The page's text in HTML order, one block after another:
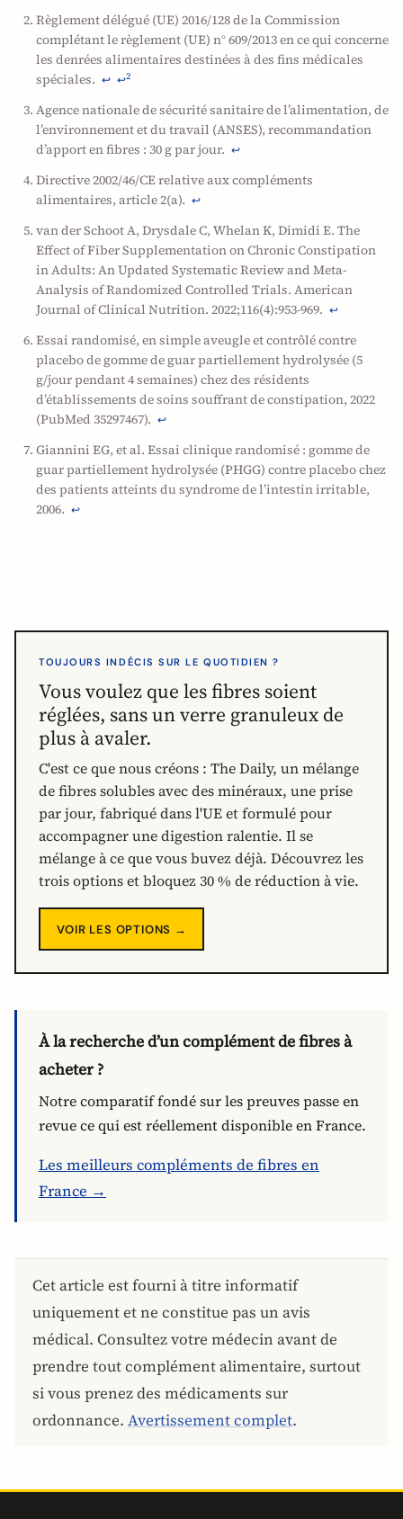
Règlement délégué (UE) 2016/128 de la Commission
complétant le règlement (UE) n° 609/2013 en ce qui concerne
les denrées alimentaires destinées à des fins médicales
spéciales. ↩ ↩2
Agence nationale de sécurité sanitaire de l’alimentation, de
l’environnement et du travail (ANSES), recommandation
d’apport en fibres : 30 g par jour. ↩
Directive 2002/46/CE relative aux compléments
alimentaires, article 2(a). ↩
van der Schoot A, Drysdale C, Whelan K, Dimidi E. The
Effect of Fiber Supplementation on Chronic Constipation
in Adults: An Updated Systematic Review and Meta-
Analysis of Randomized Controlled Trials. American
Journal of Clinical Nutrition. 2022;116(4):953-969. ↩
Essai randomisé, en simple aveugle et contrôlé contre
placebo de gomme de guar partiellement hydrolysée (5
g/jour pendant 4 semaines) chez des résidents
d’établissements de soins souffrant de constipation, 2022
(PubMed 35297467). ↩
Giannini EG, et al. Essai clinique randomisé : gomme de
guar partiellement hydrolysée (PHGG) contre placebo chez
des patients atteints du syndrome de l’intestin irritable,
2006. ↩
TOUJOURS INDÉCIS SUR LE QUOTIDIEN ?
Vous voulez que les fibres soient
réglées, sans un verre granuleux de
plus à avaler.
C'est ce que nous créons : The Daily, un mélange
de fibres solubles avec des minéraux, une prise
par jour, fabriqué dans l'UE et formulé pour
accompagner une digestion ralentie. Il se
mélange à ce que vous buvez déjà. Découvrez les
trois options et bloquez 30 % de réduction à vie.
VOIR LES OPTIONS →
À la recherche d’un complément de fibres à
acheter ?
Notre comparatif fondé sur les preuves passe en
revue ce qui est réellement disponible en France.
Les meilleurs compléments de fibres en
France →
Cet article est fourni à titre informatif
uniquement et ne constitue pas un avis
médical. Consultez votre médecin avant de
prendre tout complément alimentaire, surtout
si vous prenez des médicaments sur
ordonnance. Avertissement complet.